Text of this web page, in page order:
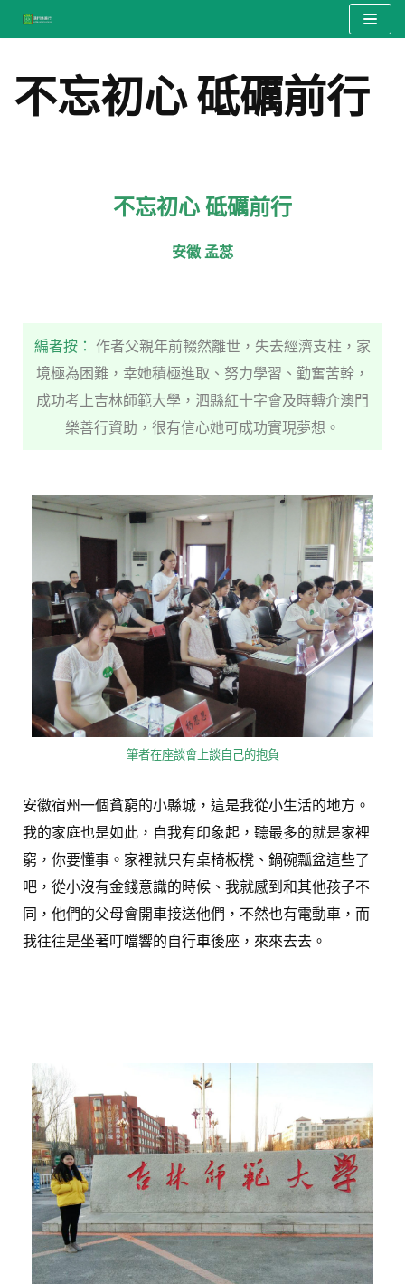
content
不忘初心 砥礪前行
不忘初心 砥礪前行
安徽 孟蕊
編者按： 作者父親年前輟然離世，失去經濟支柱，家
境極為困難，幸她積極進取、努力學習、勤奮苦幹，
成功考上吉林師範大學，泗縣紅十字會及時轉介澳門
樂善行資助，很有信心她可成功實現夢想。
筆者在座談會上談自己的抱負
安徽宿州一個貧窮的小縣城，這是我從小生活的地方。
我的家庭也是如此，自我有印象起，聽最多的就是家裡
窮，你要懂事。家裡就只有桌椅板櫈、鍋碗瓢盆這些了
吧，從小沒有金錢意識的時候、我就感到和其他孩子不
同，他們的父母會開車接送他們，不然也有電動車，而
我往往是坐著叮噹響的自行車後座，來來去去。